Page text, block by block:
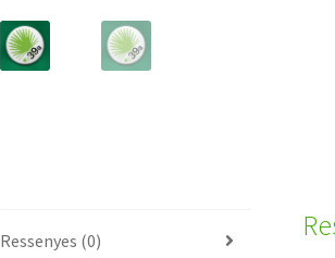
Ressenyes (0)